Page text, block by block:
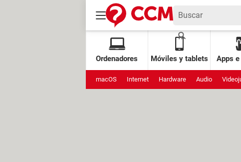
Ordenadores Móviles y tablets Apps
macOS Internet Hardware Audio